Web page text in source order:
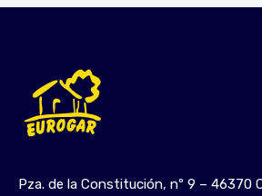
Pza. de la Constitución, nº 9 – 46370